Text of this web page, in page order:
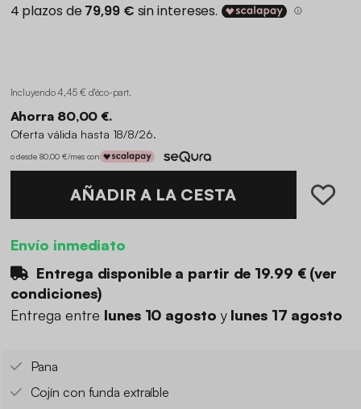
Incluyendo 4,45 € d'éco-part.
Ahorra 80,00 €.
Oferta válida hasta 18/8/26.
o desde 80,00 €/mes con
AÑADIR A LA CESTA
Envío inmediato
Entrega disponible a partir de 19.99 €(ver
condiciones)
Entrega entre lunes 10 agosto y lunes 17 agosto
Pana
Cojín con funda extraíble